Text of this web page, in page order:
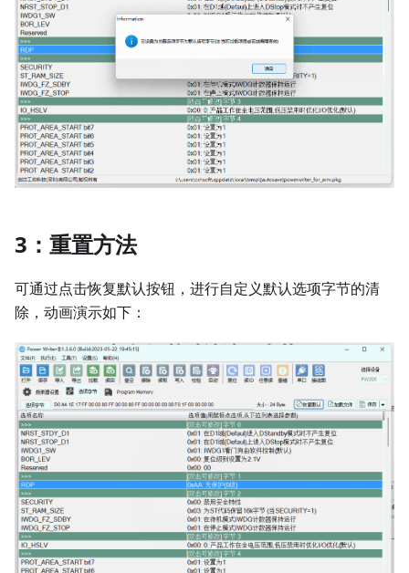
3：重置方法
可通过点击恢复默认按钮，进行自定义默认选项字节的清
除，动画演示如下：